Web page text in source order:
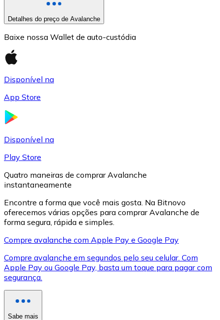
XRP
Detalhes do preço de Avalanche
Baixe nossa Wallet de auto-custódia
Disponível na
App Store
Disponível na
Play Store
Quatro maneiras de comprar Avalanche
instantaneamente
Encontre a forma que você mais gosta. Na Bitnovo
oferecemos várias opções para comprar Avalanche de
forma segura, rápida e simples.
Compre avalanche com Apple Pay e Google Pay
Compre avalanche em segundos pelo seu celular. Com
Apple Pay ou Google Pay, basta um toque para pagar com
segurança.
Sabe mais